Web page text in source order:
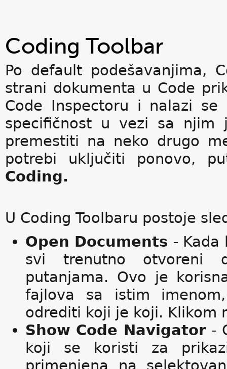
Coding Toolbar
Po default podešavanjima,
strani dokumenta u Code
Code Inspectoru i nalazi
specifičnost u vezi sa
premestiti na neko drugo
potrebi uključiti ponovo,
Coding.
U Coding Toolbaru postoje
Open Documents - Kada
svi trenutno otvoreni
putanjama. Ovo je
fajlova sa istim
odrediti koji je koji. Klikom
Show Code Navigator -
koji se koristi za
primenjena na